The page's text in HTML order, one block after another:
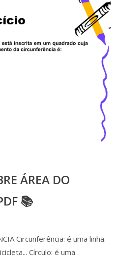
ÁREA DO
📚
Circunferência: é uma linha.
Círculo: é uma